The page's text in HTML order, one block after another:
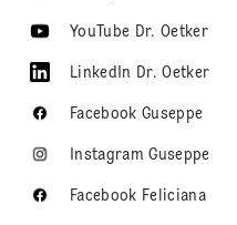
YouTube Dr. Oetker
LinkedIn Dr. Oetker
Facebook Guseppe
Instagram Guseppe
Facebook Feliciana